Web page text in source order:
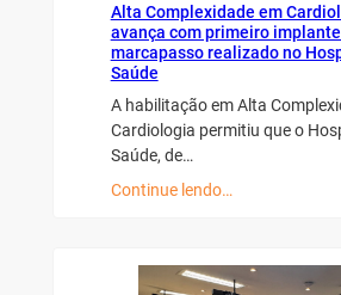
Alta Complexidade em
avança com primeiro
marcapasso realizado no
Saúde
A habilitação em Alta
Cardiologia permitiu que o
Saúde, de…
Continue lendo…